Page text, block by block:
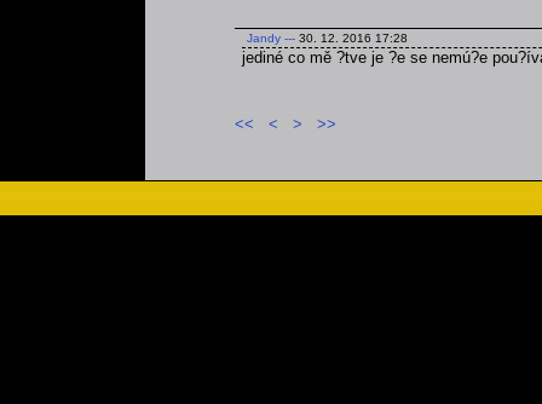
Jandy --- 30. 12. 2016 17:28
jediné co mě ?tve je ?e se nemú?e
<< < > >>